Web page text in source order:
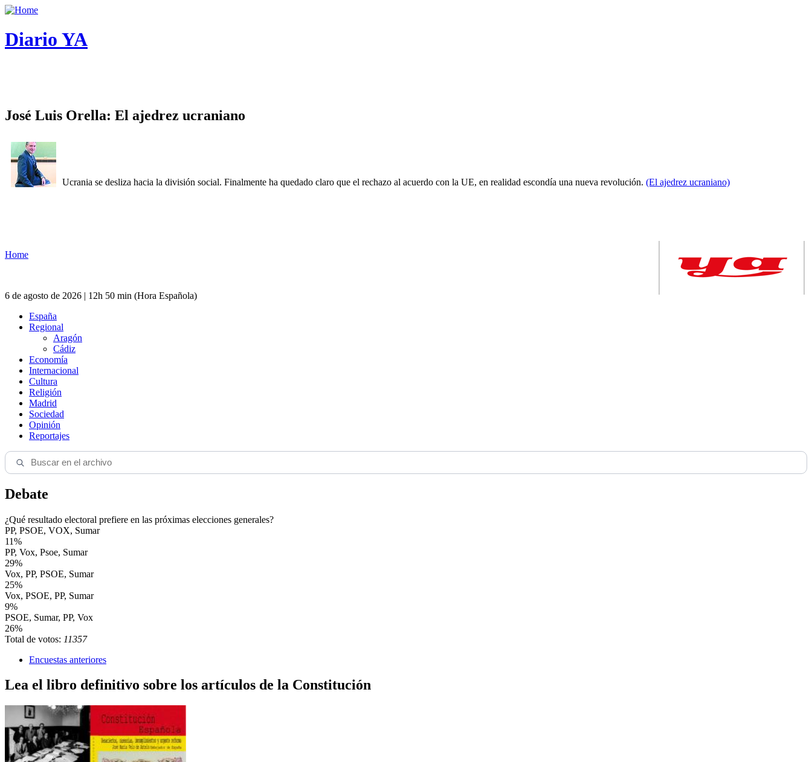
Diario YA
José Luis Orella: El ajedrez ucraniano
Ucrania se desliza hacia la división social. Finalmente ha quedado claro que el rechazo al acuerdo con la UE, en realidad escondía una nueva revolución. (El ajedrez ucraniano)
Home
6 de agosto de 2026 | 12h 50 min (Hora Española)
España
Regional
Aragón
Cádiz
Economía
Internacional
Cultura
Religión
Madrid
Sociedad
Opinión
Reportajes
Debate
¿Qué resultado electoral prefiere en las próximas elecciones generales?
PP, PSOE, VOX, Sumar
11%
PP, Vox, Psoe, Sumar
29%
Vox, PP, PSOE, Sumar
25%
Vox, PSOE, PP, Sumar
9%
PSOE, Sumar, PP, Vox
26%
Total de votos: 11357
Encuestas anteriores
Lea el libro definitivo sobre los artículos de la Constitución